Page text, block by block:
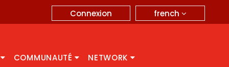
french
Connexion
COMMUNAUTÉ NETWORK